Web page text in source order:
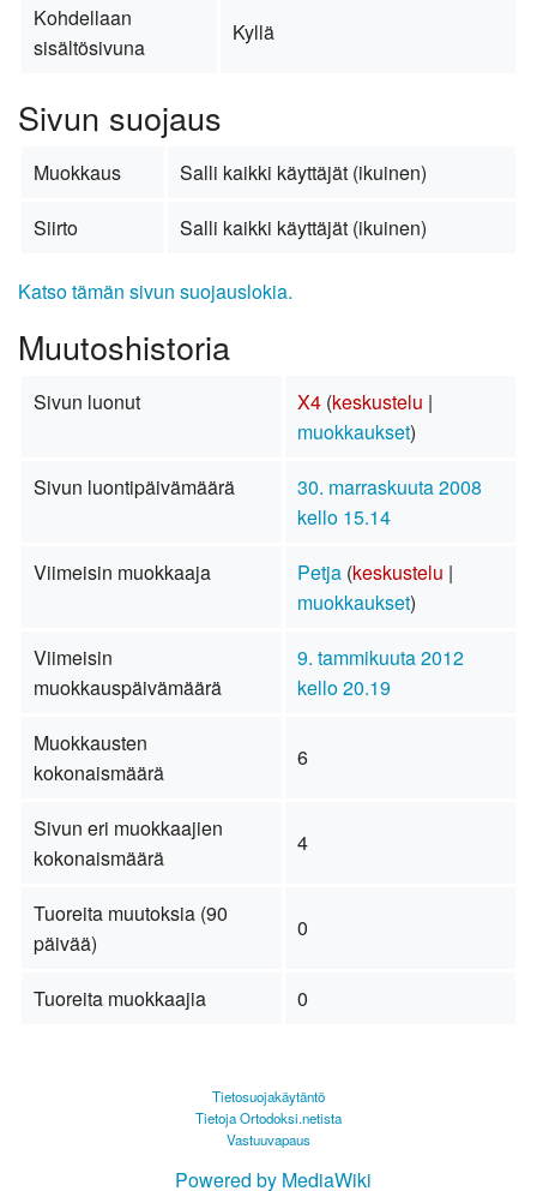
Kohdellaan
sisältösivuna
Kyllä
Sivun suojaus
Muokkaus
Salli kaikki käyttäjät (ikuinen)
Siirto
Salli kaikki käyttäjät (ikuinen)
Katso tämän sivun suojauslokia.
Muutoshistoria
Sivun luonut X4 (keskustelu |
muokkaukset)
Sivun luontipäivämäärä
30. marraskuuta 2008
kello 15.14
Viimeisin muokkaaja
Petja (keskustelu |
muokkaukset)
Viimeisin
muokkauspäivämäärä
9. tammikuuta 2012
kello 20.19
Muokkausten
kokonaismäärä
6
Sivun eri muokkaajien
kokonaismäärä
4
Tuoreita muutoksia (90
päivää)
0
Tuoreita muokkaajia 0
Tietosuojakäytäntö
Tietoja Ortodoksi.netista
Vastuuvapaus
Powered by MediaWiki